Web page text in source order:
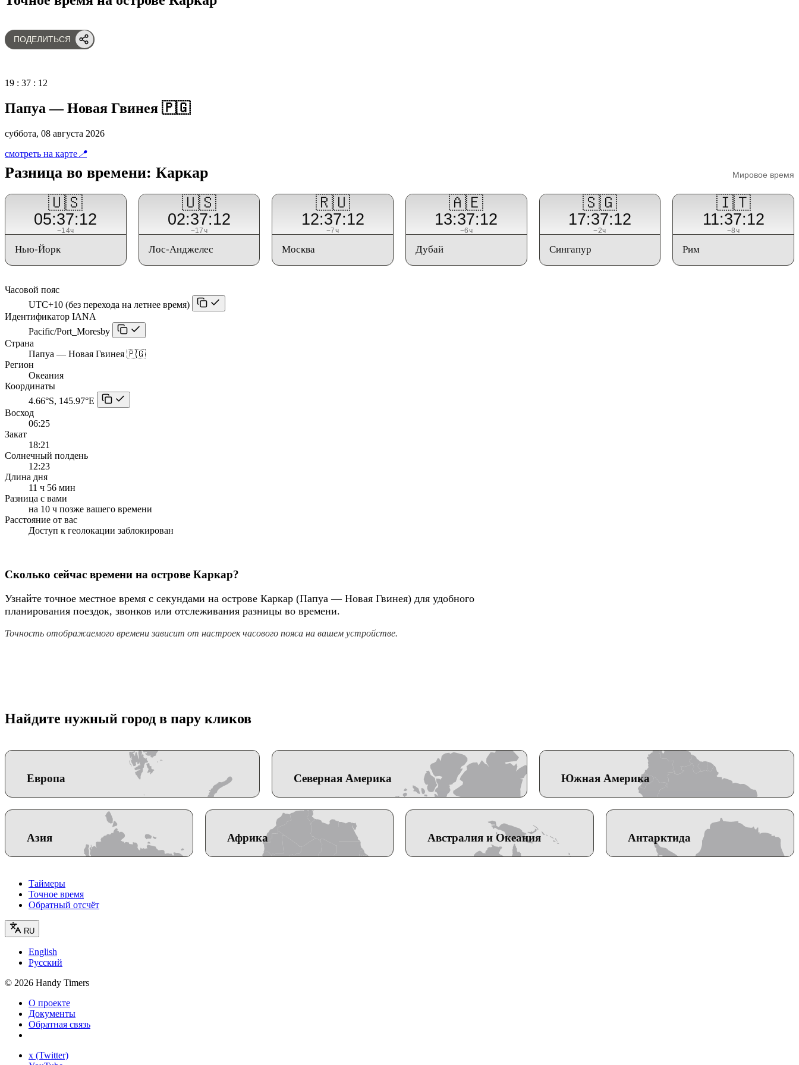
ПОДЕЛИТЬСЯ
19 : 37 : 12
Папуа — Новая Гвинея 🇵🇬
суббота, 08 августа 2026
смотреть на карте 📍
Разница во времени: Каркар Мировое время
🇺🇸
05:37:12
−14ч
Нью-Йорк
🇺🇸
02:37:12
−17ч
Лос-Анджелес
🇷🇺
12:37:12
−7ч
Москва
🇦🇪
13:37:12
−6ч
Дубай
🇸🇬
17:37:12
−2ч
Сингапур
🇮🇹
11:37:12
−8ч
Рим
Часовой пояс
UTC+10 (без перехода на летнее время)
Идентификатор IANA
Pacific/Port_Moresby
Страна
Папуа — Новая Гвинея 🇵🇬
Регион
Океания
Координаты
4.66°S, 145.97°E
Восход
06:25
Закат
18:21
Солнечный полдень
12:23
Длина дня
11 ч 56 мин
Разница с вами
на 10 ч позже вашего времени
Расстояние от вас
Доступ к геолокации заблокирован
Сколько сейчас времени на острове Каркар?
Узнайте точное местное время с секундами на острове Каркар (Папуа — Новая Гвинея) для удобного
планирования поездок, звонков или отслеживания разницы во времени.
Точность отображаемого времени зависит от настроек часового пояса на вашем устройстве.
Найдите нужный город в пару кликов
Европа Северная Америка Южная Америка
Азия Африка Австралия и Океания Антарктида
Таймеры
Точное время
Обратный отсчёт
RU
English
Русский
© 2026 Handy Timers
О проекте
Документы
Обратная связь
x (Twitter)